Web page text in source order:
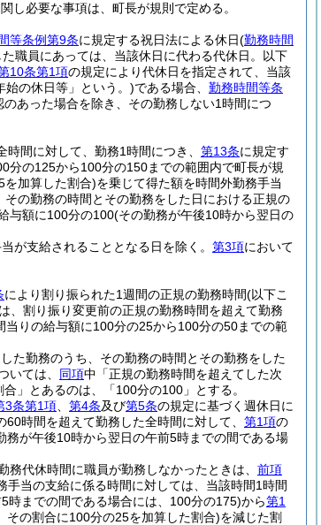
し必要な事項は、町長が規則で定める。
等条例第9条に規定する祝日法による休日(勤務時間
職員にあっては、当該休日に代わる代休日。以下
10条第1項の規定により代休日を指定されて、当該
始の休日等」という。)である場合、 勤務時間等条
あった場合を除き、その勤務しない1時間につ
間に対して、勤務1時間につき、 第13条に規定す
分の125から100分の150までの範囲内で町長が規
を加算した割合)を乗じて得た額を時間外勤務手当
の勤務の時間とその勤務をした日における正規の
与額に100分の100(その勤務が午後10時から翌日の
が支給されることとなる日を除く。 第3項において
により割り振られた1週間の正規の勤務時間(以下こ
、割り振り変更前の正規の勤務時間を超えて勤務
当りの給与額に100分の25から100分の50までの範
た勤務のうち、その勤務の時間とその勤務をした
いては、 同項中「正規の勤務時間を超えてした次
」とあるのは、「100分の100」とする。
3条第1項 第4条及び第5条の規定に基づく週休日に
時間を超えて勤務した全時間に対して、 第1項の
務が午後10時から翌日の午前5時までの間である場
代休時間に職員が勤務しなかったときは、 前項
当の支給に係る時間に対しては、当該時間1時間
時までの間である場合には、100分の175)から第1
の割合に100分の25を加算した割合)を減じた割